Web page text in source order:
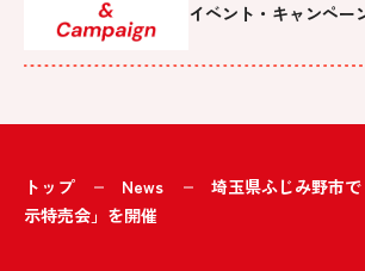
イベント・キャンペー
トップ News
埼玉県ふじみ野市
示特売会」を開催